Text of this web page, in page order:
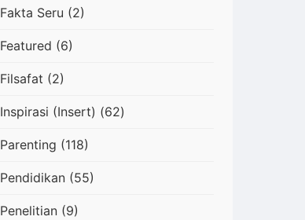
Fakta Seru (2)
Featured (6)
Filsafat (2)
Inspirasi (Insert) (62)
Parenting (118)
Pendidikan (55)
Penelitian (9)